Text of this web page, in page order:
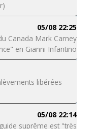
05/08 22:25
Canada Mark Carney
en Gianni Infantino
libérées
05/08 22:14
suprême est "très